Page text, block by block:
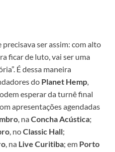
ser assim: com alto
ficar de luto, vai ser uma
É dessa maneira
do Planet Hemp
esperar da turnê final
apresentações agendadas
, naConcha Acústica;
, noClassic Hall;
, na Live Curitiba; em Porto